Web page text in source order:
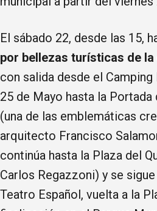
El sábado 22, desde las 15,
por bellezas turísticas de la
con salida desde el
25 de Mayo hasta la
(una de las emblemáticas
arquitecto Francisco
continúa hasta la Plaza del
Carlos Regazzoni) y se
Teatro Español, vuelta a la